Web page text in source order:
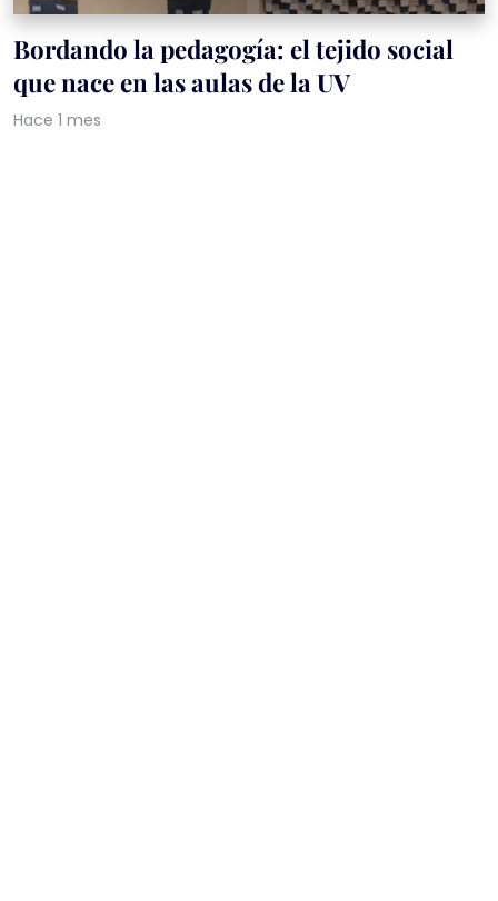
Bordando la pedagogía: el tejido social
que nace en las aulas de la UV
Hace 1 mes